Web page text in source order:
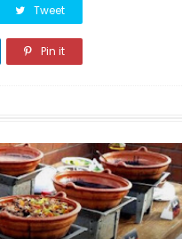
Tweet
Pin it